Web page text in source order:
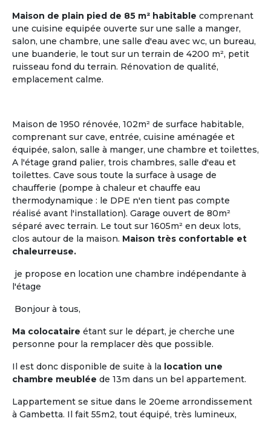
Maison de plain pied de 85 m² habitable comprenant
une cuisine equipée ouverte sur une salle a manger,
salon, une chambre, une salle d'eau avec wc, un bureau,
une buanderie, le tout sur un terrain de 4200 m², petit
ruisseau fond du terrain. Rénovation de qualité,
emplacement calme.
Maison de 1950 rénovée, 102m² de surface habitable,
comprenant sur cave, entrée, cuisine aménagée et
équipée, salon, salle à manger, une chambre et toilettes,
A l'étage grand palier, trois chambres, salle d'eau et
toilettes. Cave sous toute la surface à usage de
chaufferie (pompe à chaleur et chauffe eau
thermodynamique : le DPE n'en tient pas compte
réalisé avant l'installation). Garage ouvert de 80m²
séparé avec terrain. Le tout sur 1605m² en deux lots,
clos autour de la maison. Maison très confortable et
chaleurreuse.
je propose en location une chambre indépendante à
l'étage
Bonjour à tous,
Ma colocataire étant sur le départ, je cherche une
personne pour la remplacer dès que possible.
Il est donc disponible de suite à la location une
chambre meublée de 13m dans un bel appartement.
Lappartement se situe dans le 20eme arrondissement
à Gambetta. Il fait 55m2, tout équipé, très lumineux,
Gestionnaire
ou Propriétaire d'une Maison
La Maison Partagée , nouveau modèle de
Partagé Senior, séduit de nombreux retraités ou
futurs retraités, qui aspirent à un mode de vie
collectif où chacun a son rôle à jouer.
Le logement partagé pour seniors, habitat à taille
humaine, est une alternative entre la vie à domicile
et lamaison de retraite.
Les locataires ou
colocataires n'y sont pas « accueillis », ils sont
réellement chez eux.
objectif principal de permettre de « vivre chez soi
sans être seul ».
Vous êtes propriétaire d'un logement seniors ou
gestionnaire d’une Maison Partagée existante ou